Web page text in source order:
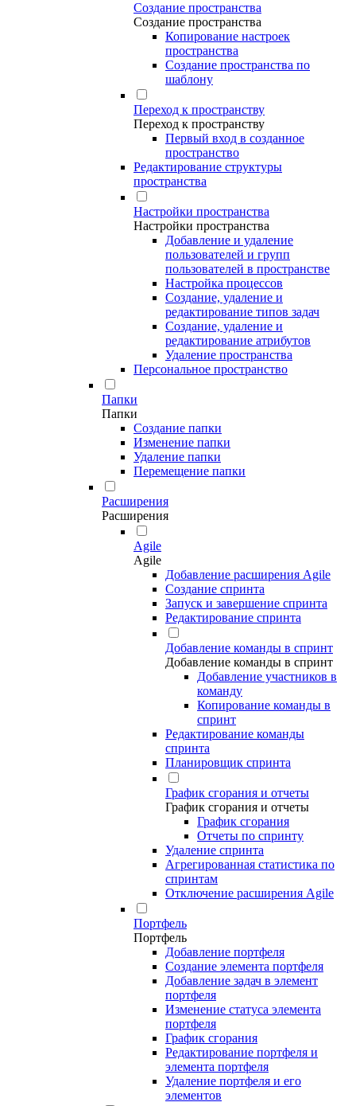
Создание пространства
Создание пространства
Копирование настроек
пространства
Создание пространства по
шаблону
Переход к пространству
Переход к пространству
Первый вход в созданное
пространство
Редактирование структуры
пространства
Настройки пространства
Настройки пространства
Добавление и удаление
пользователей и групп
пользователей в пространстве
Настройка процессов
Создание, удаление и
редактирование типов задач
Создание, удаление и
редактирование атрибутов
Удаление пространства
Персональное пространство
Папки
Папки
Создание папки
Изменение папки
Удаление папки
Перемещение папки
Расширения
Расширения
Agile
Agile
Добавление расширения Agile
Создание спринта
Запуск и завершение спринта
Редактирование спринта
Добавление команды в спринт
Добавление команды в спринт
Добавление участников в
команду
Копирование команды в
спринт
Редактирование команды
спринта
Планировщик спринта
График сгорания и отчеты
График сгорания и отчеты
График сгорания
Отчеты по спринту
Удаление спринта
Агрегированная статистика по
спринтам
Отключение расширения Agile
Портфель
Портфель
Добавление портфеля
Создание элемента портфеля
Добавление задач в элемент
портфеля
Изменение статуса элемента
портфеля
График сгорания
Редактирование портфеля и
элемента портфеля
Удаление портфеля и его
элементов